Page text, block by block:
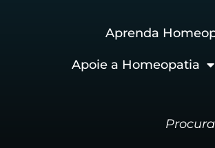
Aprenda
Apoie a Homeopatia